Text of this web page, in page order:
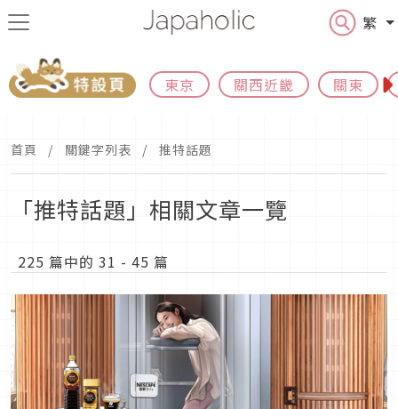
繁
東京 關西近畿 關東
首頁 關鍵字列表 推特話題
「推特話題」相關文章一覽
225 篇中的 31 - 45 篇